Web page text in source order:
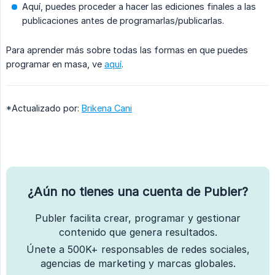
Aquí, puedes proceder a hacer las ediciones finales a las
publicaciones antes de programarlas/publicarlas.
Para aprender más sobre todas las formas en que puedes
programar en masa, ve aquí.
*Actualizado por: Brikena Cani
¿Aún no tienes una cuenta de Publer?
Publer facilita crear, programar y gestionar
contenido que genera resultados.
Únete a 500K+ responsables de redes sociales,
agencias de marketing y marcas globales.